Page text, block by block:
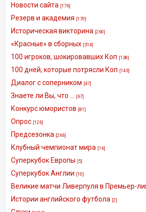
Новости сайта [176]
Резерв и академия [170]
Историческая викторина [260]
«Красные» в сборных [314]
100 игроков, шокировавших Коп [138]
100 дней, которые потрясли Коп [143]
Диалог с соперником [47]
Знаете ли Вы, что ... [67]
Конкурс юмористов [81]
Опрос [126]
Предсезонка [266]
Клубный чемпионат мира [16]
Суперкубок Европы [5]
Суперкубок Англии [10]
Великие матчи Ливерпуля в Премьер-
Истории английского футбола [2]